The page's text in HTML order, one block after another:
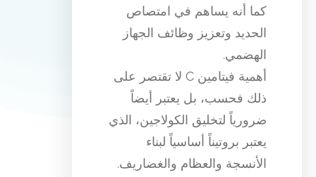
كما أنه يساهم في امتصاص
الحديد وتعزيز وظائف الجهاز
الهضمي.
أهمية فيتامين C لا تقتصر على
ذلك فحسب، بل يعتبر أيضاً
ضرورياً لتخليق الكولاجين، الذي
يعتبر بروتيناً أساسياً لبناء
الأنسجة والعظام والغضاريف.